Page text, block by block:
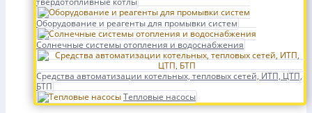
Оборудование и реагенты для промывки систем
Солнечные системы отопления и водоснабжения
Средства автоматизации котельных, тепловых сетей, ИТП, ЦТП,
БТП
Тепловые насосы